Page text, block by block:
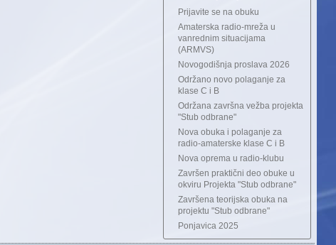
Prijavite se na obuku
Amaterska radio-mreža u
vanrednim situacijama
(ARMVS)
Novogodišnja proslava 2026
Održano novo polaganje za
klase C i B
Održana završna vežba projekta
"Stub odbrane"
Nova obuka i polaganje za
radio-amaterske klase C i B
Nova oprema u radio-klubu
Završen praktični deo obuke u
okviru Projekta "Stub odbrane"
Završena teorijska obuka na
projektu "Stub odbrane"
Ponjavica 2025